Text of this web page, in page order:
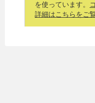
を使っています。
詳細はこちらをご